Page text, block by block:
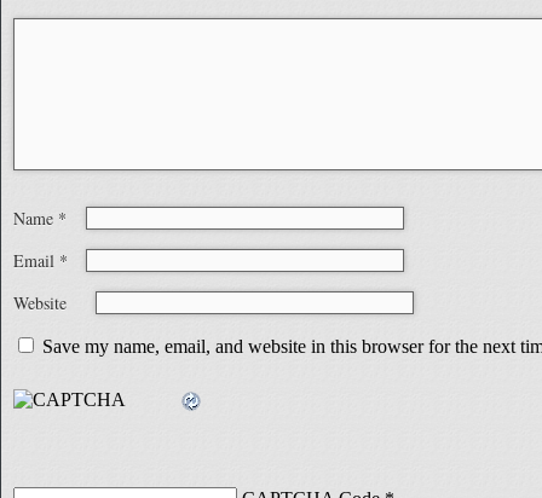
Name *
Email *
Website
Save my name, email, and website in this browser for the next